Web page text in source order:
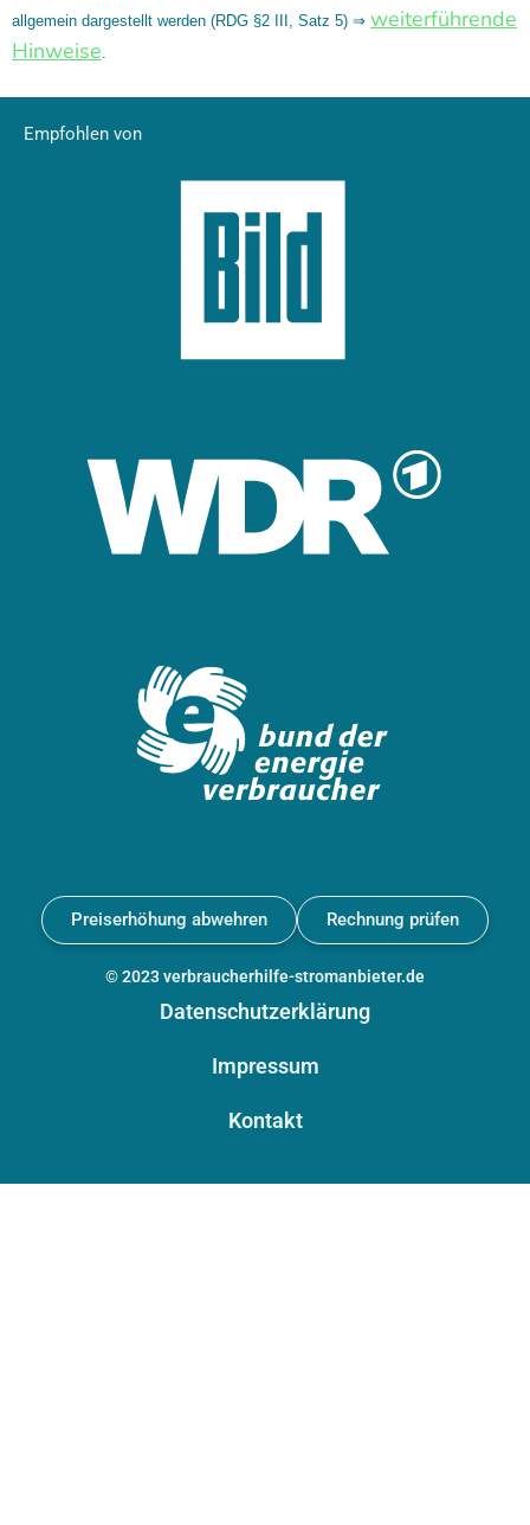
allgemein dargestellt werden (RDG §2 III, Satz 5) ⇒ weiterführende
Hinweise.
Empfohlen von
Preiserhöhung abwehren Rechnung prüfen
© 2023 verbraucherhilfe-stromanbieter.de
Datenschutzerklärung
Impressum
Kontakt